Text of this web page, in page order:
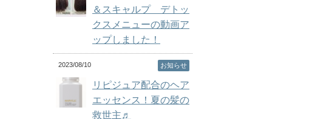
＆スキャルプ デトッ
クスメニューの動画ア
ップしました！
2023/08/10 お知らせ
リピジュア配合のヘア
エッセンス！夏の髪の
救世主♬